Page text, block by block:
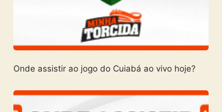
Onde assistir ao jogo do Cuiabá ao vivo hoje?